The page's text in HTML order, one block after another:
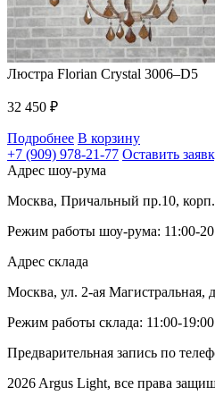
Люстра Florian Crystal 3006–D5
32 450 ₽
Подробнее В корзину
+7 (909) 978-21-77 Оставить
Адрес шоу-рума
Москва, Причальный пр.10,
Режим работы шоу-рума: 11:00-
Адрес склада
Москва, ул. 2-ая Магистральная,
Режим работы склада: 11:00-19:00
Предварительная запись по
2026 Argus Light, все права